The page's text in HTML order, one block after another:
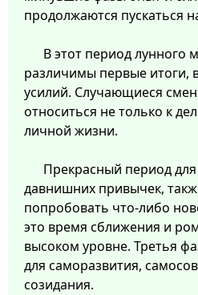
продолжаются пускаться
В этот период лунного
различимы первые итоги,
усилий. Случающиеся
относиться не только к
личной жизни.
Прекрасный период
давнишних привычек,
попробовать что-либо
это время сближения и
высоком уровне. Третья
для саморазвития,
созидания.